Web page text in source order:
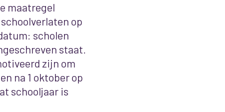
maatregel
op
scholen
staat.
zijn om
na 1 oktober op
schooljaar is